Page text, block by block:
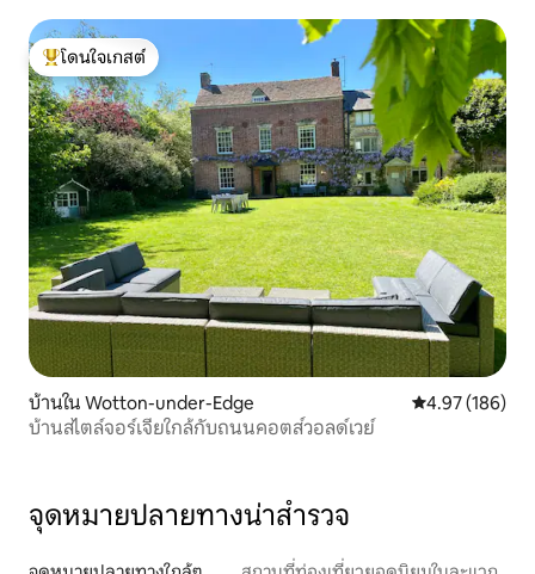
โดนใจเกสต์ที่สุด
โดนใจเกสต์
บ้านใน Wotton-under-Edge คะแนนเฉลี่ย
4.97 (186)
บ้านสไตล์จอร์เจียใกล้กับถนนคอตส์วอลด์เวย์
จุดหมายปลายทางน่าสำรวจ